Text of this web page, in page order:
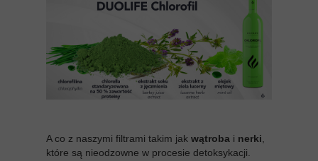
A co z naszymi filtrami takim jak wątroba i nerki
które są nieodzowne w procesie detoksykacji.